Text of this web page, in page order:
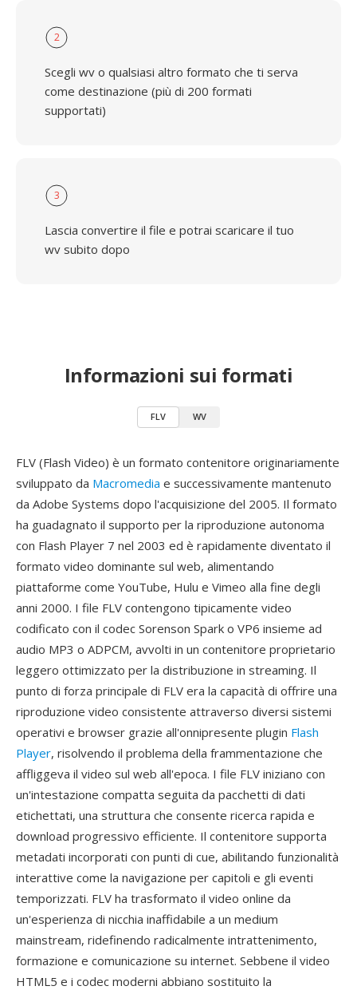
2
Scegli wv o qualsiasi altro formato che ti serva
come destinazione (più di 200 formati
supportati)
3
Lascia convertire il file e potrai scaricare il tuo
wv subito dopo
Informazioni sui formati
FLV WV
FLV (Flash Video) è un formato contenitore originariamente
sviluppato da Macromedia e successivamente mantenuto
da Adobe Systems dopo l'acquisizione del 2005. Il formato
ha guadagnato il supporto per la riproduzione autonoma
con Flash Player 7 nel 2003 ed è rapidamente diventato il
formato video dominante sul web, alimentando
piattaforme come YouTube, Hulu e Vimeo alla fine degli
anni 2000. I file FLV contengono tipicamente video
codificato con il codec Sorenson Spark o VP6 insieme ad
audio MP3 o ADPCM, avvolti in un contenitore proprietario
leggero ottimizzato per la distribuzione in streaming. Il
punto di forza principale di FLV era la capacità di offrire una
riproduzione video consistente attraverso diversi sistemi
operativi e browser grazie all'onnipresente plugin Flash
Player, risolvendo il problema della frammentazione che
affliggeva il video sul web all'epoca. I file FLV iniziano con
un'intestazione compatta seguita da pacchetti di dati
etichettati, una struttura che consente ricerca rapida e
download progressivo efficiente. Il contenitore supporta
metadati incorporati con punti di cue, abilitando funzionalità
interattive come la navigazione per capitoli e gli eventi
temporizzati. FLV ha trasformato il video online da
un'esperienza di nicchia inaffidabile a un medium
mainstream, ridefinendo radicalmente intrattenimento,
formazione e comunicazione su internet. Sebbene il video
HTML5 e i codec moderni abbiano sostituito la